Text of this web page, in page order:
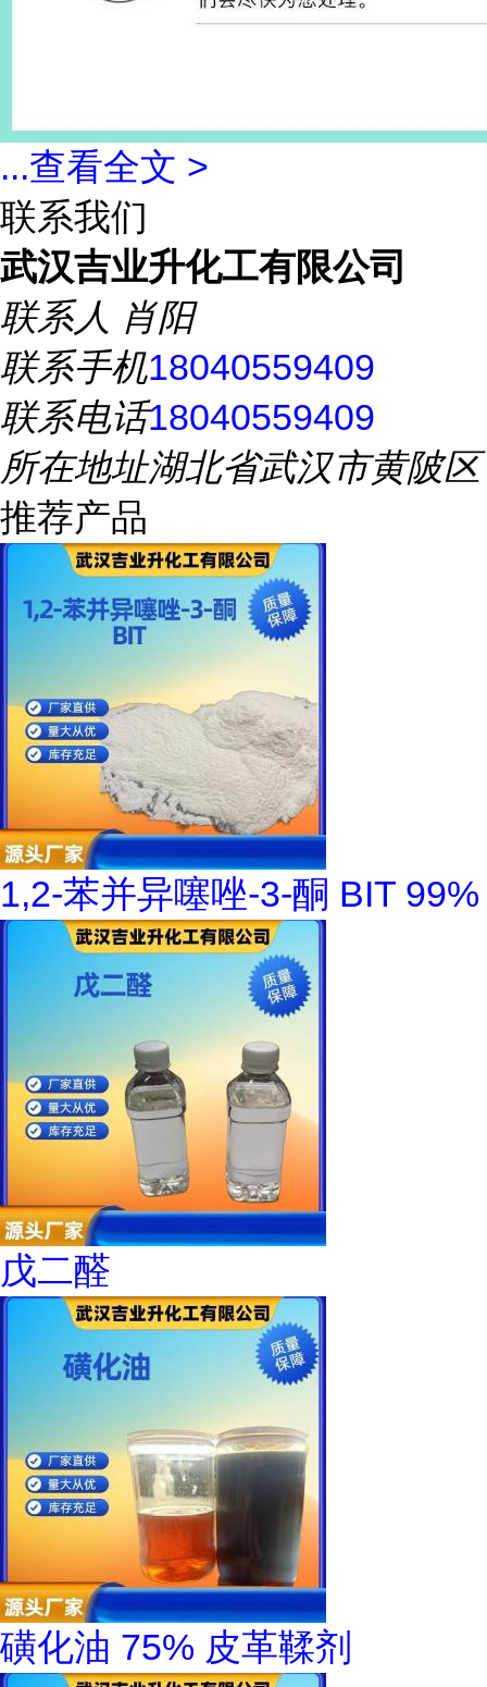
...查看全文 >
联系我们
武汉吉业升化工有限公司
联系人 肖阳
联系手机18040559409
联系电话18040559409
所在地址湖北省武汉市黄陂区
推荐产品
1,2-苯并异噻唑-3-酮 BIT 99%
戊二醛
磺化油 75% 皮革鞣剂